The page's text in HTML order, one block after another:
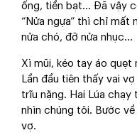
ống, tiền bạt... Đã vậy
“Nửa ngựa” thì chỉ mất
nửa chó, đỡ nửa nhục…
Xì mũi, kéo tay áo quẹt
Lần đầu tiên thấy vai
trĩu nặng. Hai Lúa
nhìn chúng tôi. Bước
vợ.